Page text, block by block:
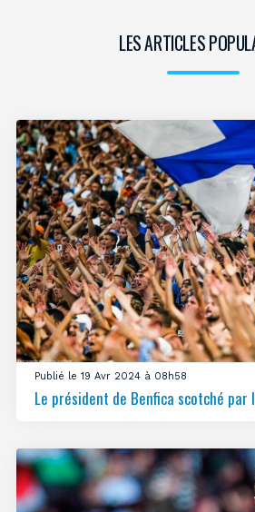
LES ARTICLES
Publié le 19 Avr 2024 à 08h58
Le président de Benfica scotché par